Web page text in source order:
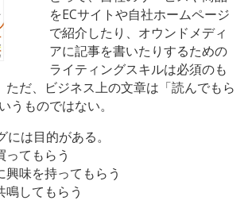
をECサイトや自社ホームページ
で紹介したり、オウンドメディ
アに記事を書いたりするための
ライティングスキルは必須のも
ただ、ビジネス上の文章は「読んでもら
うものではない。
は目的がある。
ってもらう
興味を持ってもらう
鳴してもらう